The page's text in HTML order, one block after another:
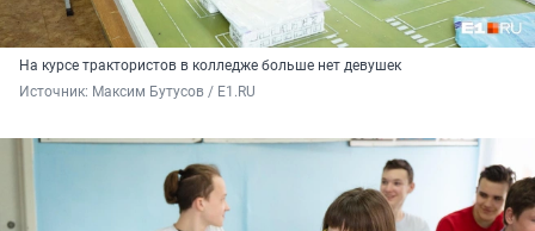
На курсе трактористов в колледже больше нет девушек
Источник: Максим Бутусов / E1.RU